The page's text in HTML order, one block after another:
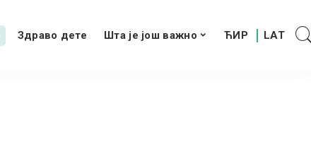
Здраво дете Шта је још важно